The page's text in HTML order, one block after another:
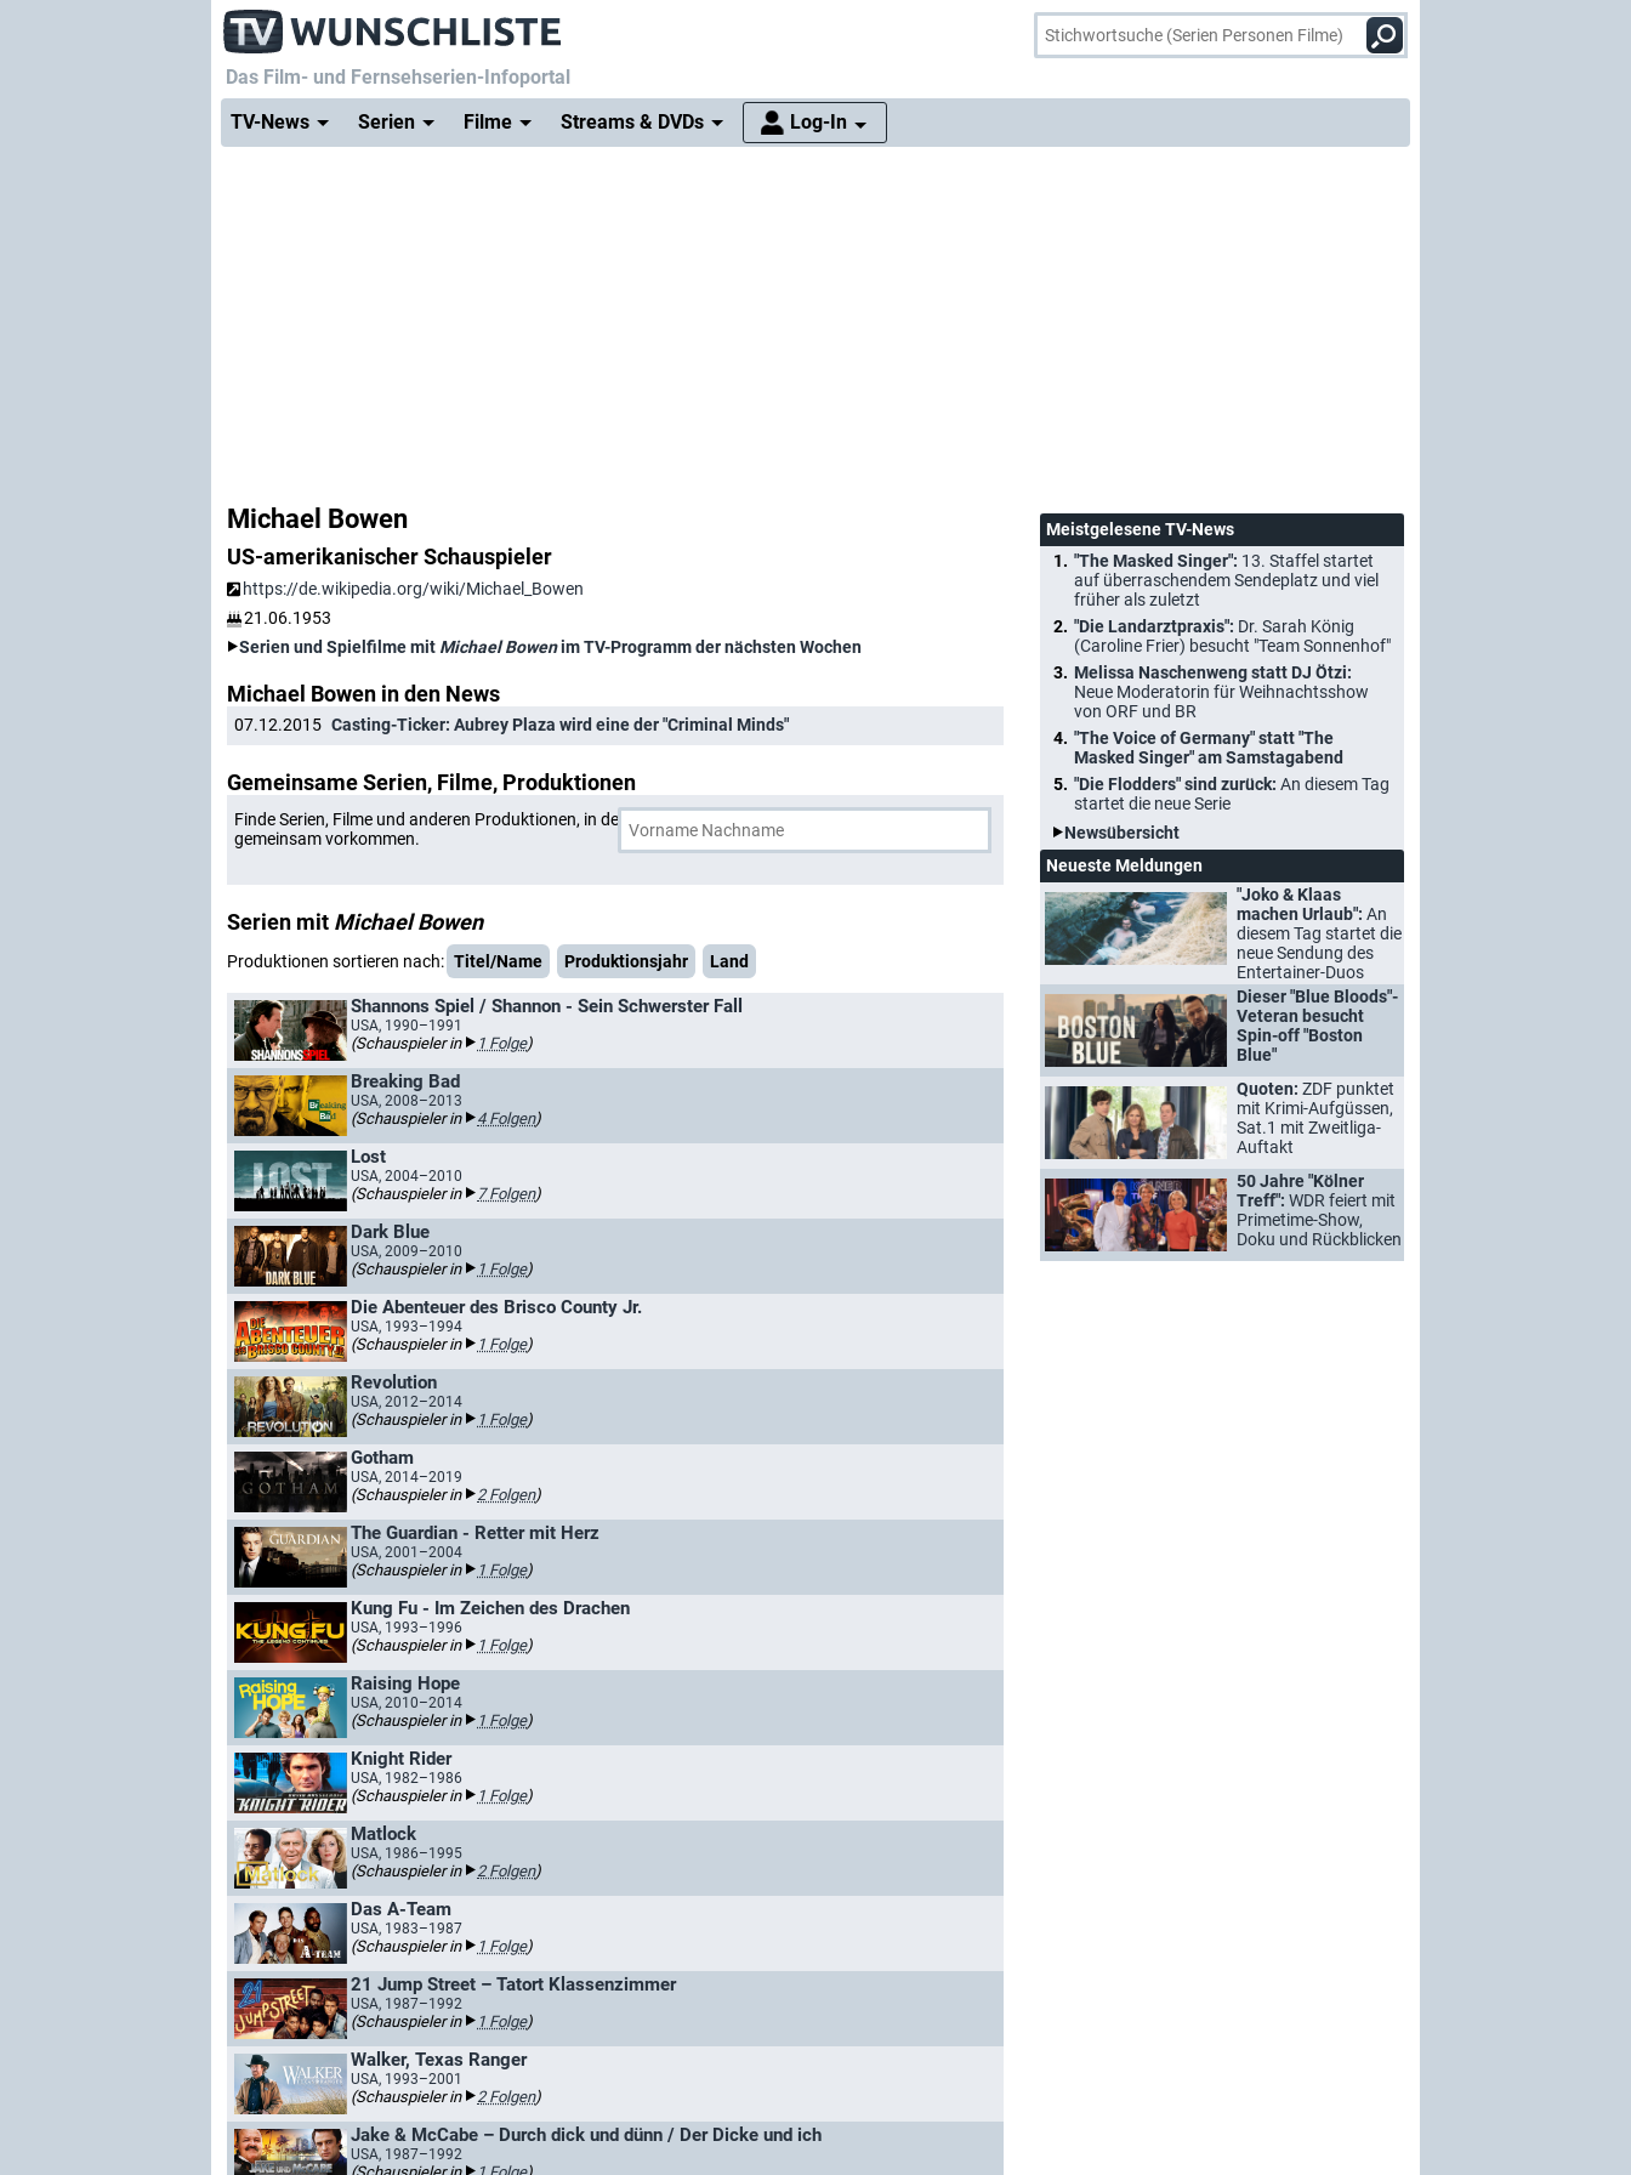
Das Film- und Fernsehserien-Infoportal
TV-News
Serien Filme Streams & DVDs Log-In
Michael Bowen
US-amerikanischer Schauspieler
https://de.wikipedia.org/wiki/Michael_Bowen
21.06.1953
Serien und Spielfilme mit Michael Bowenim TV-Programm der nächsten Wochen
Michael Bowen in den News
07.12.2015 Casting-Ticker: Aubrey Plaza wird eine der "Criminal Minds"
Gemeinsame Serien, Filme, Produktionen
Finde Serien, Filme und anderen Produktionen, in denen Michael Bowen
gemeinsam vorkommen.
Serien mit Michael Bowen
Produktionen sortieren nach: Titel/Name Produktionsjahr Land
Shannons Spiel / Shannon - Sein Schwerster Fall
USA, 1990–1991
(Schauspieler in 1 Folge)
Breaking Bad
USA, 2008–2013
(Schauspieler in 4 Folgen)
Lost
USA, 2004–2010
(Schauspieler in 7 Folgen)
Dark Blue
USA, 2009–2010
(Schauspieler in 1 Folge)
Die Abenteuer des Brisco County Jr.
USA, 1993–1994
(Schauspieler in 1 Folge)
Revolution
USA, 2012–2014
(Schauspieler in 1 Folge)
Gotham
USA, 2014–2019
(Schauspieler in 2 Folgen)
The Guardian - Retter mit Herz
USA, 2001–2004
(Schauspieler in 1 Folge)
Kung Fu - Im Zeichen des Drachen
USA, 1993–1996
(Schauspieler in 1 Folge)
Raising Hope
USA, 2010–2014
(Schauspieler in 1 Folge)
Knight Rider
USA, 1982–1986
(Schauspieler in 1 Folge)
Matlock
USA, 1986–1995
(Schauspieler in 2 Folgen)
Das A-Team
USA, 1983–1987
(Schauspieler in 1 Folge)
21 Jump Street – Tatort Klassenzimmer
USA, 1987–1992
(Schauspieler in 1 Folge)
Walker, Texas Ranger
USA, 1993–2001
(Schauspieler in 2 Folgen)
Jake & McCabe – Durch dick und dünn / Der Dicke und ich
USA, 1987–1992
Meistgelesene TV-News
"The Masked Singer": 13. Staffel startet
auf überraschendem Sendeplatz und viel
früher als zuletzt
"Die Landarztpraxis": Dr. Sarah König
(Caroline Frier) besucht "Team Sonnenhof"
Melissa Naschenweng statt DJ Ötzi:
Neue Moderatorin für Weihnachtsshow
von ORF und BR
"The Voice of Germany" statt "The
Masked Singer" am Samstagabend
"Die Flodders" sind zurück: An diesem Tag
startet die neue Serie
Newsübersicht
Neueste Meldungen
"Joko & Klaas
machen Urlaub": An
diesem Tag startet die
neue Sendung des
Entertainer-Duos
Dieser "Blue Bloods"-
Veteran besucht
Spin-off "Boston
Blue"
Quoten: ZDF punktet
mit Krimi-Aufgüssen,
Sat.1 mit Zweitliga-
Auftakt
50 Jahre "Kölner
Treff": WDR feiert mit
Primetime-Show,
Doku und Rückblicken